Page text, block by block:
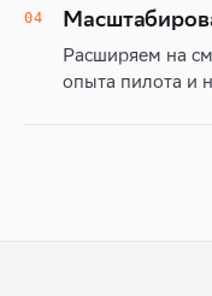
04
Расширяем на
опыта пилота и